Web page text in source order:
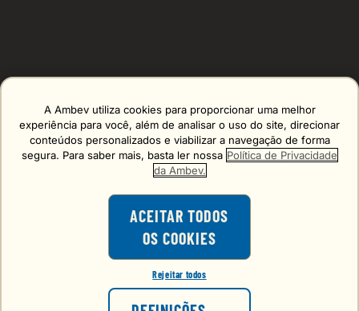
O consumo de bebidas alcoólicas é
proibido para menores de 18 anos.
VOCÊ TEM 18 ANOS OU MAIS?
Erro carregando o formulário, tente de novo mais tarde!
A Ambev utiliza cookies para proporcionar uma melhor
experiência para você, além de analisar o uso do site, direcionar
conteúdos personalizados e viabilizar a navegação de forma
segura. Para saber mais, basta ler nossa Política de Privacidade
da Ambev.
ACEITAR TODOS
OS COOKIES
Rejeitar todos